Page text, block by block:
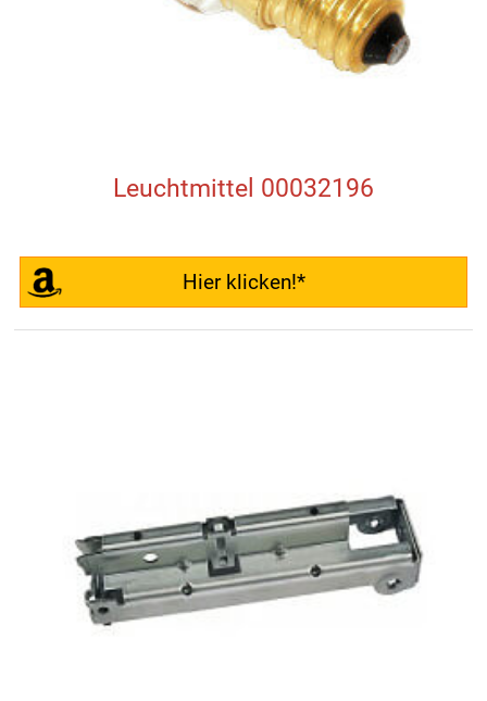
Leuchtmittel 00032196
Hier klicken!*